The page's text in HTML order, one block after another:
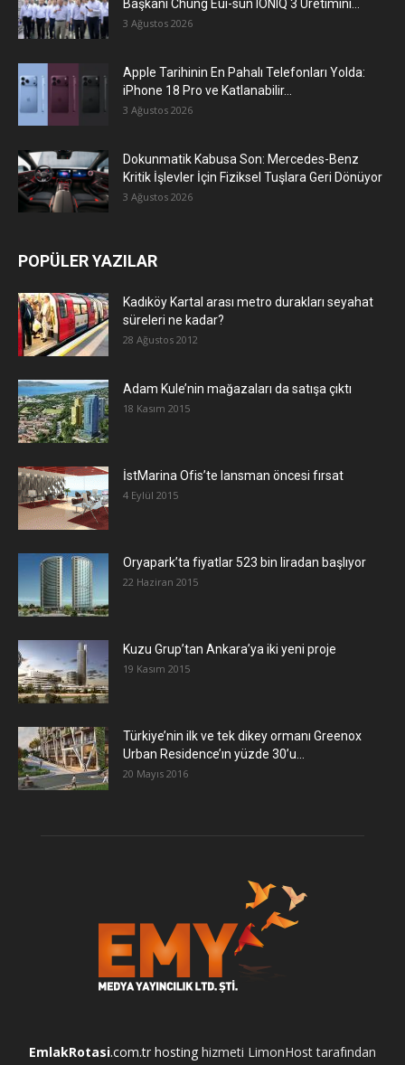
Başkanı Chung Eui-sun IONIQ 3 Üretimini...
3 Ağustos 2026
Apple Tarihinin En Pahalı Telefonları Yolda:
iPhone 18 Pro ve Katlanabilir...
3 Ağustos 2026
Dokunmatik Kabusa Son: Mercedes-Benz
Kritik İşlevler İçin Fiziksel Tuşlara Geri Dönüyor
3 Ağustos 2026
POPÜLER YAZILAR
Kadıköy Kartal arası metro durakları seyahat
süreleri ne kadar?
28 Ağustos 2012
Adam Kule’nin mağazaları da satışa çıktı
18 Kasım 2015
İstMarina Ofis’te lansman öncesi fırsat
4 Eylül 2015
Oryapark’ta fiyatlar 523 bin liradan başlıyor
22 Haziran 2015
​Kuzu Grup’tan Ankara’ya iki yeni proje
19 Kasım 2015
Türkiye’nin ilk ve tek dikey ormanı Greenox
Urban Residence’ın yüzde 30’u...
20 Mayıs 2016
EmlakRotasi.com.tr hosting hizmeti LimonHost tarafından